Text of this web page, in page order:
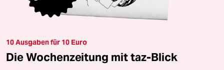
10 Ausgaben für 10 Euro
Die Wochenzeitung mit taz-Blick